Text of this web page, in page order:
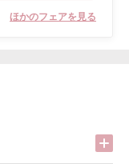
ほかのフェアを見る